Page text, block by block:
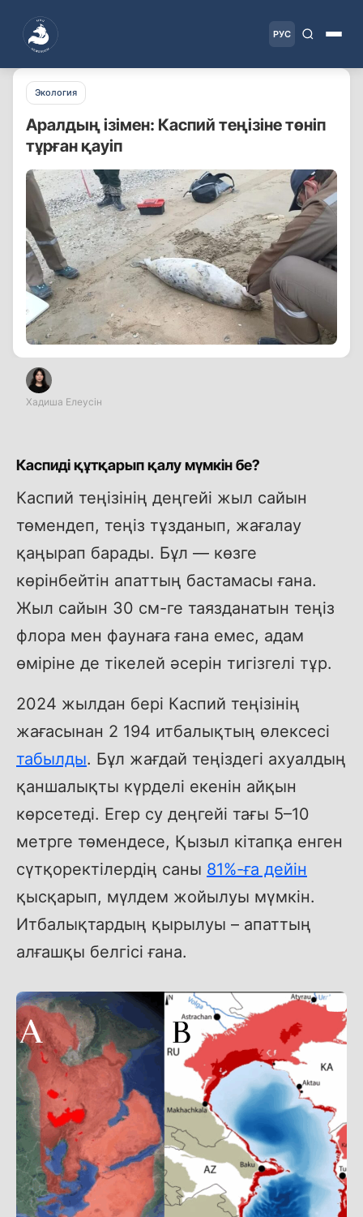
РУС
Экология
Аралдың ізімен: Каспий теңізіне төніп
тұрған қауіп
Хадиша Елеусін
Каспиді құтқарып қалу мүмкін бе?
Каспий теңізінің деңгейі жыл сайын
төмендеп, теңіз тұзданып, жағалау
қаңырап барады. Бұл — көзге
көрінбейтін апаттың бастамасы ғана.
Жыл сайын 30 см-ге таязданатын теңіз
флора мен фаунаға ғана емес, адам
өміріне де тікелей әсерін тигізгелі тұр.
2024 жылдан бері Каспий теңізінің
жағасынан 2 194 итбалықтың өлексесі
табылды. Бұл жағдай теңіздегі ахуалдың
қаншалықты күрделі екенін айқын
көрсетеді. Егер су деңгейі тағы 5–10
метрге төмендесе, Қызыл кітапқа енген
сүтқоректілердің саны 81%-ға дейін
қысқарып, мүлдем жойылуы мүмкін.
Итбалықтардың қырылуы – апаттың
алғашқы белгісі ғана.